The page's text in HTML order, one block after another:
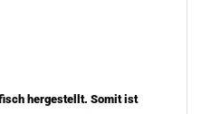
hergestellt. Somit ist